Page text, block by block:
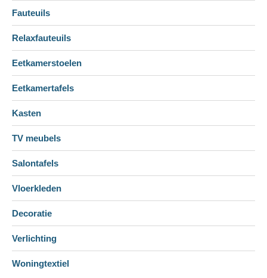
Fauteuils
Relaxfauteuils
Eetkamerstoelen
Eetkamertafels
Kasten
TV meubels
Salontafels
Vloerkleden
Decoratie
Verlichting
Woningtextiel